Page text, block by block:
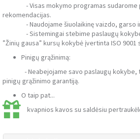
- Visas mokymo programas sudarome
rekomendacijas.
- Naudojame šiuolaikinę vaizdo, garso ir
- Sistemingai stebime paslaugų kokybę
”Žinių gausa” kursų kokybė įvertinta ISO
Pinigų grąžinimą:
- Neabejojame savo paslaugų kokybe,
pinigų grąžinimo garantiją.
O taip pat...
kvapnios kavos su saldėsiu